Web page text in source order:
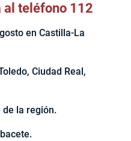
al teléfono 112
en Castilla-La
Ciudad Real,
de la región.